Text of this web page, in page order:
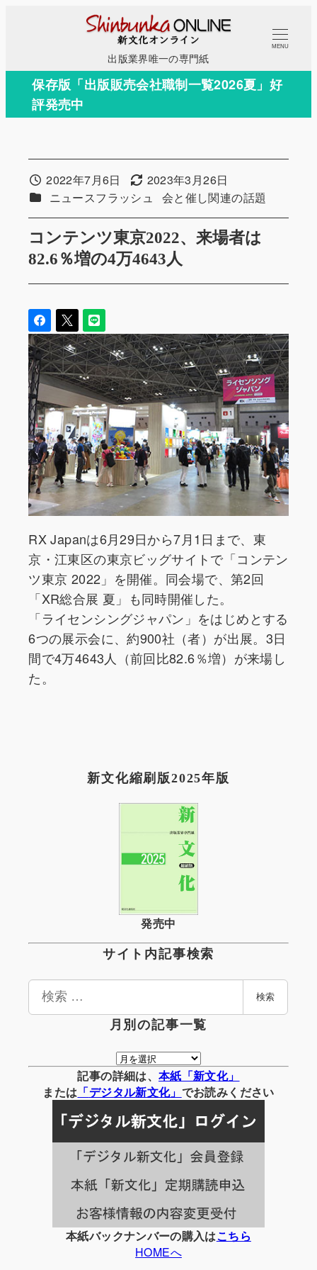
コ
テ
出版業界唯一の専門紙
MENU
保存版「出版販売会社職制一覧2026夏」好
評発売中
コンテンツ東京2022、来場者は
82.6％増の4万4643人
投稿日2022年7月6日 更新日2023年3月26日
カテゴリー
ニュースフラッシュ カテゴリー
会と催し関連の話題
RX Japanは6月29日から7月1日まで、東
京・江東区の東京ビッグサイトで「コンテン
ツ東京 2022」を開催。同会場で、第2回
「XR総合展 夏」も同時開催した。
「ライセンシングジャパン」をはじめとする
6つの展示会に、約900社（者）が出展。3日
間で4万4643人（前回比82.6％増）が来場し
た。
新文化縮刷版2025年版
発売中
サイト内記事検索
検
検索
月別の記事一覧
月
別
の
事
一
覧
記事の詳細は、 本紙「新文化」
または 「デジタル新文化」 でお読みください
本紙バックナンバーの購入はこちら
HOMEへ